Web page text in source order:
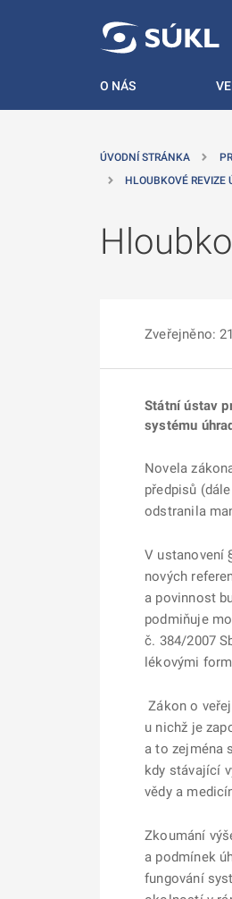
O NÁS
ÚVODNÍ STRÁNKA
HLOUBKOVÉ REVIZE
Zveřejněno:
Státní ústav
systému
Novela
předpisů
odstranila
V ustanovení
nových
a povinnost
podmiňuje
č. 384/2007
lékovými
Zákon o
u nichž je
a to zejména
kdy stávající
vědy a
Zkoumání
a podmínek
fungování